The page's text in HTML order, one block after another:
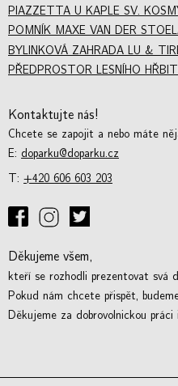
PIAZZETTA U KAPLE SV.
POMNÍK MAXE VAN DER
BYLINKOVÁ ZAHRADA LU &
PŘEDPROSTOR LESNÍHO
Kontaktujte nás!
Chcete se zapojit a nebo máte
E: doparku@doparku.cz
T: +420 606 603 203
Děkujeme všem,
kteří se rozhodli prezentovat svá
Pokud nám chcete přispět,
Děkujeme za dobrovolnickou